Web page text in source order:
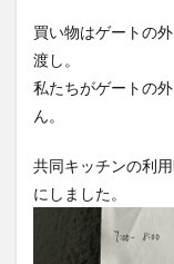
買い物はゲートの
渡し。
私たちがゲートの
ん。
共同キッチンの利
にしました。